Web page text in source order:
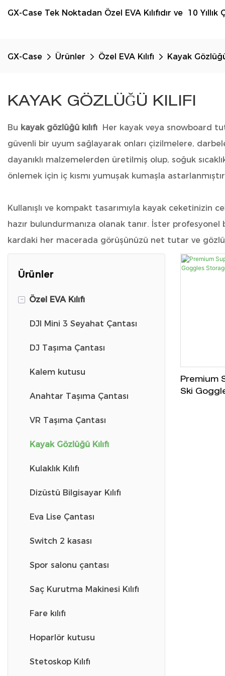
GX-Case Tek Noktadan Özel EVA Kılıfıdır ve 10
GX-Case Ürünler Özel EVA Kılıfı Kayak Gözlüğü
KAYAK GÖZLÜĞÜ KILIFI
Bu kayak gözlüğü kılıfı Her kayak veya snowboard
güvenli bir uyum sağlayarak onları çizilmelere,
dayanıklı malzemelerden üretilmiş olup, soğuk
önlemek için iç kısmı yumuşak kumaşla
Kullanışlı ve kompakt tasarımıyla kayak ceketinizin
hazır bulundurmanıza olanak tanır. İster profesyonel
kardaki her macerada görüşünüzü net tutar ve
Ürünler
- Özel EVA Kılıfı
DJI Mini 3 Seyahat Çantası
DJ Taşıma Çantası
Kalem kutusu
Anahtar Taşıma Çantası
VR Taşıma Çantası
Kayak Gözlüğü Kılıfı
Kulaklık Kılıfı
Dizüstü Bilgisayar Kılıfı
Eva Lise Çantası
Switch 2 kasası
Spor salonu çantası
Saç Kurutma Makinesi Kılıfı
Fare kılıfı
Hoparlör kutusu
Stetoskop Kılıfı
Premium
Ski